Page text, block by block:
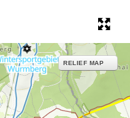
RELIEF MAP